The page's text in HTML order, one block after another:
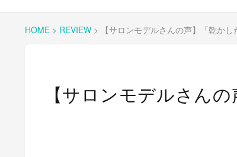
HOME > REVIEW > 【サロンモデルさんの声】「乾か
【サロンモデルさん